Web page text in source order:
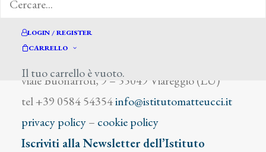
LOGIN / REGISTER
CARRELLO
Il tuo carrello è vuoto.
viale Buonarroti, 9 – 55049 Viareggio (LU)
tel +39 0584 54354info@istitutomatteucci.it
privacy policy– cookie policy
Iscriviti alla Newsletter dell’Istituto